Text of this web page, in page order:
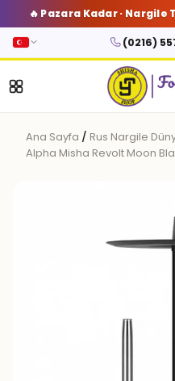
🔥 Pazara Kadar · Nargile
(0216)
Ana Sayfa / Rus Nargile
Alpha Misha Revolt Moon